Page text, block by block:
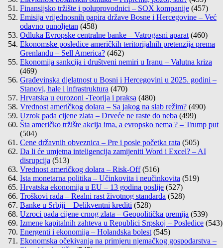
Finansijsko tržište i poluprovodnici – SOX kompanije (457)
Emisija vrijednosnih papira države Bosne i Hercegovine – Već
odavno punoljetan (458)
Odluka Evropske centralne banke – Vatrogasni aparat (460)
Ekonomske posledice američkih teritorijalnih pretenzija prema
Grenlandu – Sell America? (462)
Ekonomija sankcija i društveni nemiri u Iranu – Valutna kriza
(469)
Građevinska djelatnost u Bosni i Hercegovini u 2025. godini –
Stanovi, hale i infrastruktura (470)
Hrvatska u eurozoni -Teorija i praksa (480)
Vrednost američkog dolara – Sa jakog na slab režim? (490)
Uzrok pada cijene zlata – Drveće ne raste do neba (499)
Šta američko tržište akcija ima, a evropsko nema ? – Trump put
(504)
Cene državnih obveznica – Pre i posle početka rata (505)
Da li će umjetna inteligencija zamijeniti Word i Excel? – AI
disrupcija (513)
Vrednost američkog dolara – Risk-Off (516)
Ista monetarna politika – Učinkovita i neučinkovita (519)
Hrvatska ekonomija u EU – 13 godina poslije (527)
Troškovi rada – Realni rast životnog standarda (528)
Banke u Srbiji – Delikventni krediti (528)
Uzroci pada cijene crnog zlata – Geopolitička premija (539)
Izmene kapitalnih zahteva u Republici Srpskoj – Posledice (543)
Energenti i ekonomija – Holandska bolest (545)
Ekonomska očekivanja na primjeru njemačkog gospodarstva –